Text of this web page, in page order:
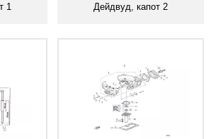
1 Дейдвуд, капот 2